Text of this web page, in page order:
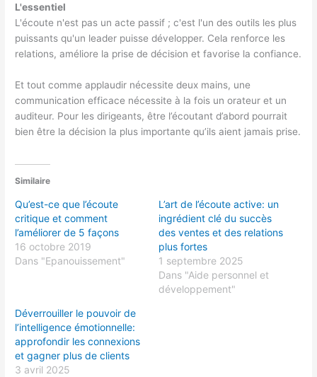
L'essentiel
L'écoute n'est pas un acte passif ; c'est l'un des outils les plus
puissants qu'un leader puisse développer. Cela renforce les
relations, améliore la prise de décision et favorise la confiance.
Et tout comme applaudir nécessite deux mains, une
communication efficace nécessite à la fois un orateur et un
auditeur. Pour les dirigeants, être l’écoutant d’abord pourrait
bien être la décision la plus importante qu’ils aient jamais prise.
Similaire
Qu’est-ce que l’écoute
critique et comment
l’améliorer de 5 façons
16 octobre 2019
Dans "Epanouissement"
L’art de l’écoute active: un
ingrédient clé du succès
des ventes et des relations
plus fortes
1 septembre 2025
Dans "Aide personnel et
développement"
Déverrouiller le pouvoir de
l’intelligence émotionnelle:
approfondir les connexions
et gagner plus de clients
3 avril 2025